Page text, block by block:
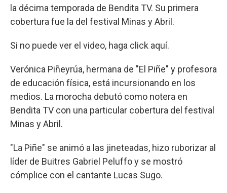
la décima temporada de Bendita TV. Su primera
cobertura fue la del festival Minas y Abril.
Si no puede ver el video, haga click aquí.
Verónica Piñeyrúa, hermana de "El Piñe" y profesora
de educación física, está incursionando en los
medios. La morocha debutó como notera en
Bendita TV con una particular cobertura del festival
Minas y Abril.
"La Piñe" se animó a las jineteadas, hizo ruborizar al
líder de Buitres Gabriel Peluffo y se mostró
cómplice con el cantante Lucas Sugo.